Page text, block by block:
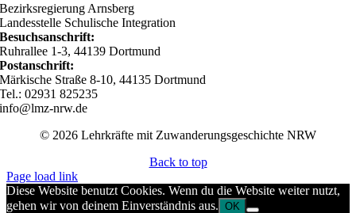
Bezirksregierung Arnsberg
Landesstelle Schulische Integration
Besuchsanschrift:
Ruhrallee 1-3, 44139 Dortmund
Postanschrift:
Märkische Straße 8-10, 44135 Dortmund
Tel.: 02931 825235
info@lmz-nrw.de
© 2026 Lehrkräfte mit Zuwanderungsgeschichte NRW
Back to top
Page load link
Diese Website benutzt Cookies. Wenn du die Website weiter nutzt,
gehen wir von deinem Einverständnis aus. OK